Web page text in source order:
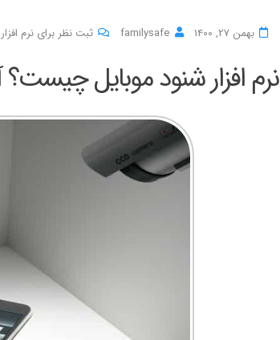
بهمن 27, 1400 familysafe ثبت نظر برای نرم
نرم افزار شنود موبایل چیست؟